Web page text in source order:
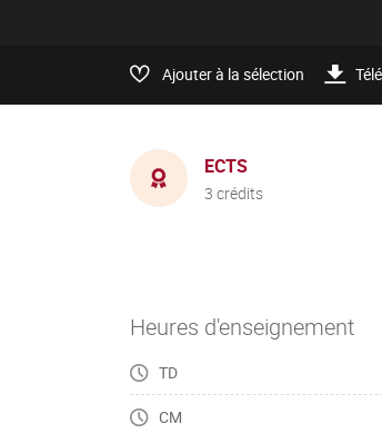
Ajouter à la sélection
ECTS
3 crédits
Heures d'enseignement
TD
CM